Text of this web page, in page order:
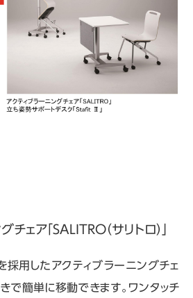
ェア「SALITRO（サリトロ）」
採用したアクティブラーニングチェ
で簡単に移動できます。ワンタッチ